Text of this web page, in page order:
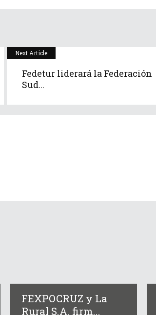
Next Article
Fedetur liderará la Federación
Sud...
FEXPOCRUZ y La
Rural S.A. firm...